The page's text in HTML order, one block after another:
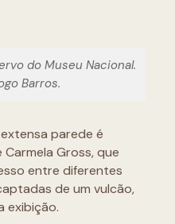
do Museu Nacional.
Barros.
parede é
Gross, que
entre diferentes
de um vulcão,
exibição.